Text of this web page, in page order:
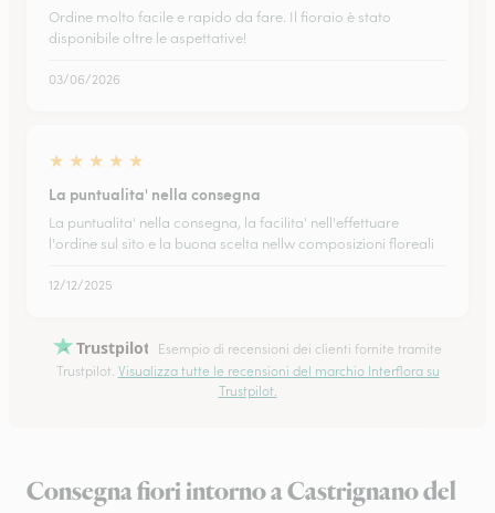
Ordine molto facile e rapido da fare. Il fioraio è stato
disponibile oltre le aspettative!
03/06/2026
★ ★ ★ ★ ★
La puntualita' nella consegna
La puntualita' nella consegna, la facilita' nell'effettuare
l'ordine sul sito e la buona scelta nellw composizioni floreali
12/12/2025
Trustpilot
Esempio di recensioni dei clienti fornite tramite
Trustpilot. Visualizza tutte le recensioni del marchio Interflora su
Trustpilot.
Consegna fiori intorno a Castrignano del